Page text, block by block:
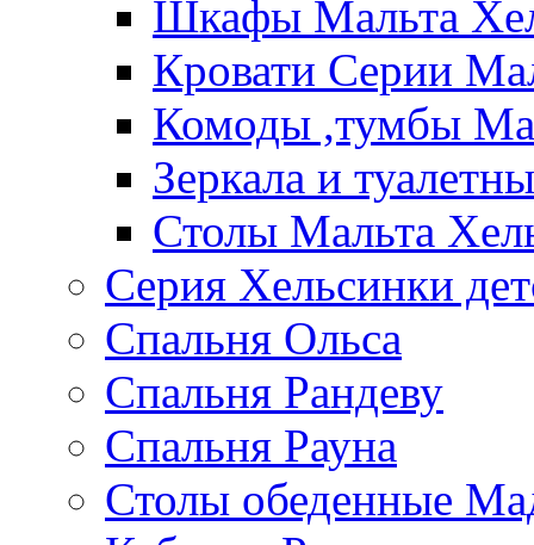
Шкафы Мальта
Кровати Серии
Комоды ,тумбы
Зеркала и
Столы Мальта
Серия Хельсинки
Спальня Ольса
Спальня Рандеву
Спальня Рауна
Столы обеденные